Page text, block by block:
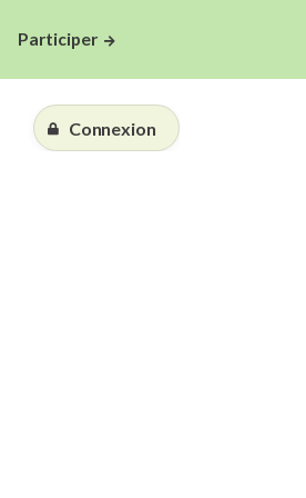
Participer
Connexion